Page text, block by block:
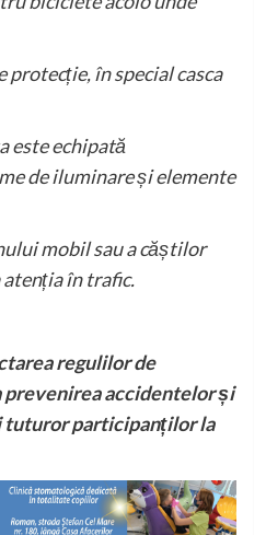
protecție, în special casca
este echipată
de iluminare și elemente
mobil sau a căștilor
în trafic.
regulilor de
accidentelor și
tuturor participanților la